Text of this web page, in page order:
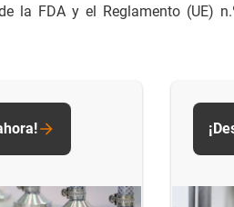
la FDA y el Reglamento (UE)